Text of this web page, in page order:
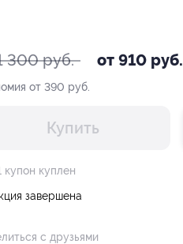
300 руб. от 910 руб.
от 390 руб.
Купить
купон куплен
завершена
с друзьями